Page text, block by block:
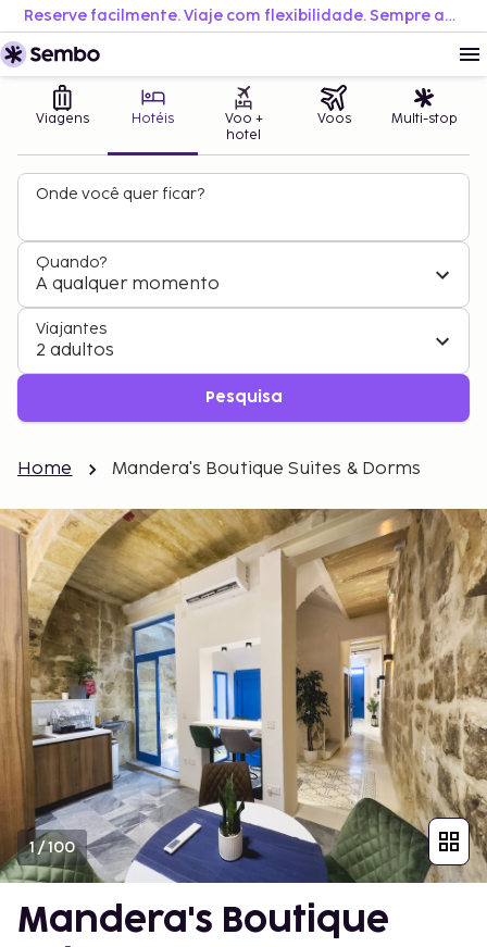
Reserve facilmente. Viaje com flexibilidade. Sempre ao melhor preço.
Viagens Hotéis
Voo +
hotel
Voos Multi-stop
Onde você quer ficar?
Quando?
A qualquer momento
Viajantes
2 adultos
Pesquisa
Home Mandera's Boutique Suites & Dorms
1/100
Mandera's Boutique